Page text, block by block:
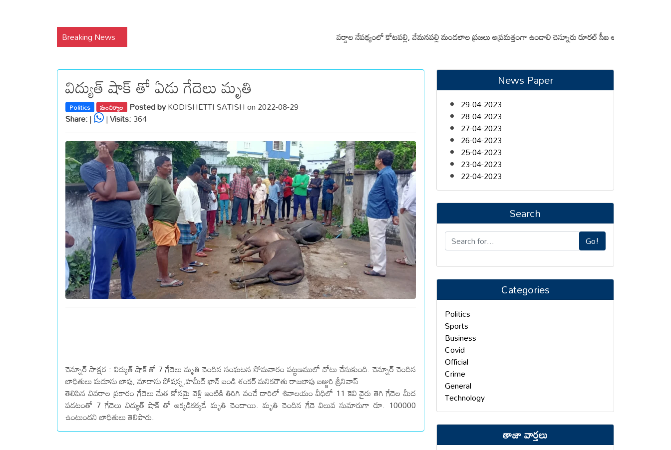
Breaking News వర్షాల నేపథ్యంలో కోటపల్లి, వేమనపల్లి మండలాల ప్రజలు అప్రమత్తంగా ఉండాలి చెన్నూరు రూరల్ సీఐ ఆర్. కృష్ణ
విద్యుత్ షాక్ తో ఏడు గేదెలు మృతి
Politics మంచిర్యాల Posted byKODISHETTI SATISH on 2022-08-29
Share:| |Visits:364
చెన్నూర్ సాక్షర : విద్యుత్ షాక్ తో 7 గేదెలు మృతి చెందిన సంఘటన సోమవారం పట్టణములో చోటు చేసుకుంది. చెన్నూర్ చెందిన
బాధితులు మదూసు బాపు, మాదాసు పోషన్న,హమీద్ ఖాన్ బండి శంకర్ మనికరౌతు రాజబాపు బజ్జురి శ్రీనివాస్
తెలిపిన వివరాల ప్రకారం గేదెలు మేత కోసమై వెళ్లి ఇంటికి తిరిగి వంచే దారిలో శివాలయం వీధిలో 11 కెవి వైరు తెగి గేదెల మీద
పడటంతో 7 గేదెలు విద్యుత్ షాక్ తో అక్కడికక్కడే మృతి చెందాయి. మృతి చెందిన గేదె విలువ సుమారుగా రూ. 100000
ఉంటుందని బాధితులు తెలిపారు.
News Paper
29-04-2023
28-04-2023
27-04-2023
26-04-2023
25-04-2023
23-04-2023
22-04-2023
Search
Go!
Categories
Politics
Sports
Business
Covid
Official
Crime
General
Technology
తాజా వార్తలు